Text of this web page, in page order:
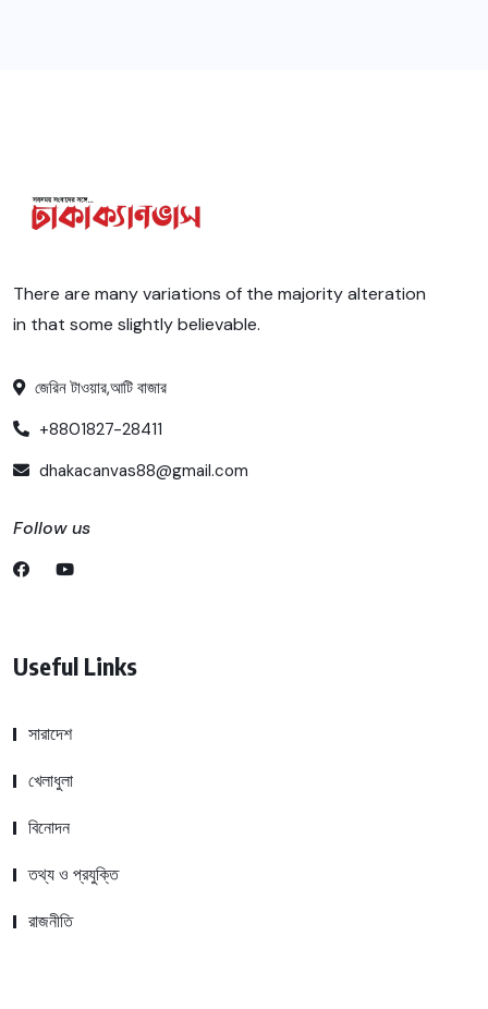
There are many variations of the majority alteration
in that some slightly believable.
জেরিন টাওয়ার,আটি বাজার
+8801827-28411
dhakacanvas88@gmail.com
Follow us
Useful Links
সারাদেশ
খেলাধুলা
বিনোদন
তথ্য ও প্রযুক্তি
রাজনীতি